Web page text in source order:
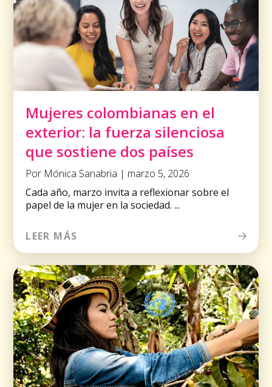
Mujeres colombianas en el
exterior: la fuerza silenciosa
que sostiene dos países
Por Mónica Sanabria | marzo 5, 2026
Cada año, marzo invita a reflexionar sobre el
papel de la mujer en la sociedad. ...
LEER MÁS